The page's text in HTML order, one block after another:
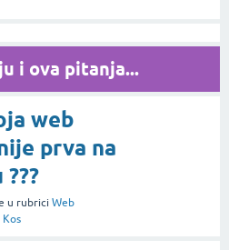
i ova pitanja...
web
prva na
u rubrici Web
Kos